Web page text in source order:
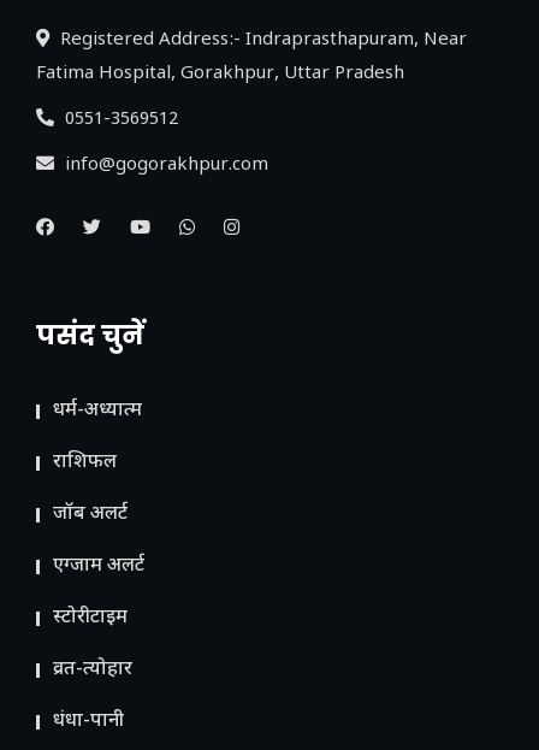
Registered Address:- Indraprasthapuram, Near
Fatima Hospital, Gorakhpur, Uttar Pradesh
0551-3569512
info@gogorakhpur.com
पसंद चुनें
धर्म-अध्यात्म
राशिफल
जॉब अलर्ट
एग्जाम अलर्ट
स्टोरीटाइम
व्रत-त्योहार
धंधा-पानी